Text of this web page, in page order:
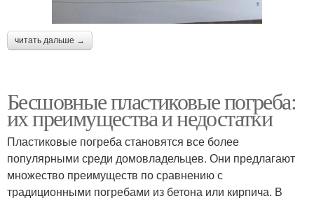
читать дальше →
Бесшовные пластиковые погреба:
их преимущества и недостатки
Пластиковые погреба становятся все более
популярными среди домовладельцев. Они предлагают
множество преимуществ по сравнению с
традиционными погребами из бетона или кирпича. В